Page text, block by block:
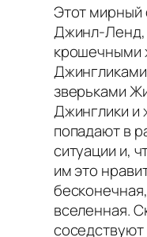
Этот мирный
Джинл-Ленд,
крошечными
зверьками
Джинглики и
попадают в
ситуации и,
им это
вселенная.